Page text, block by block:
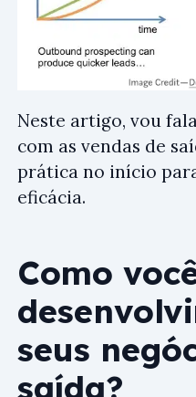
Neste artigo, vou
com as vendas de
prática no início
eficácia.
Como
seus
saída?